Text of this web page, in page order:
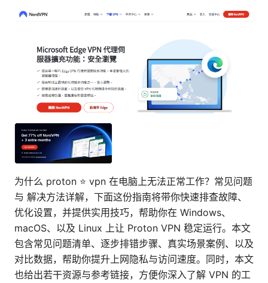
为什么 proton ⭐ vpn 在电脑上无法正常工作？常见问题
与 解决方法详解，下面这份指南将带你快速排查故障、
优化设置，并提供实用技巧，帮助你在 Windows、
macOS、以及 Linux 上让 Proton VPN 稳定运行。本文
包含常见问题清单、逐步排错步骤、真实场景案例、以及
对比数据，帮助你提升上网隐私与访问速度。同时，本文
也给出若干资源与参考链接，方便你深入了解 VPN 的工